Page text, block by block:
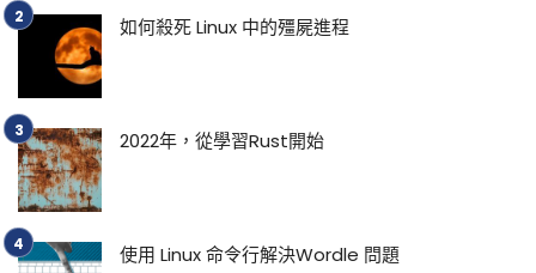
如何殺死 Linux 中的殭屍進程
2022年，從學習Rust開始
使用 Linux 命令行解決Wordle 問題